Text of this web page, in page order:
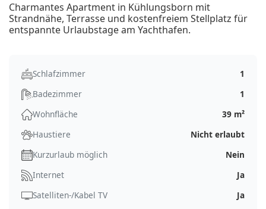
Charmantes Apartment in Kühlungsborn mit
Strandnähe, Terrasse und kostenfreiem Stellplatz für
entspannte Urlaubstage am Yachthafen.
Schlafzimmer
1
Badezimmer
1
Wohnfläche
39 m²
Haustiere
Nicht erlaubt
Kurzurlaub möglich
Nein
Internet
Ja
Satelliten-/Kabel TV
Ja